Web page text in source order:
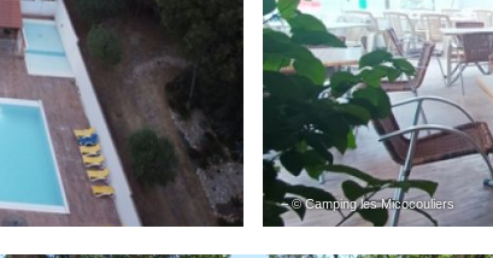
– © Camping les Micocouliers